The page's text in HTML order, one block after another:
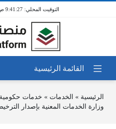
9:41:27 ص / 9 أغسطس 2026
الرئيسية » الخدمات » خدمات حكومية
وزارة الخدمات المعنية بإصدار